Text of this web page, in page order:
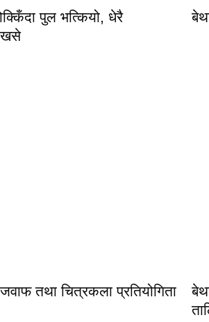
पुल भत्कियो, धेरै
खसे
तथा चित्रकला प्रतियोगिता